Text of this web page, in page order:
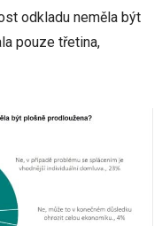
odkladu neměla být
pouze třetina,